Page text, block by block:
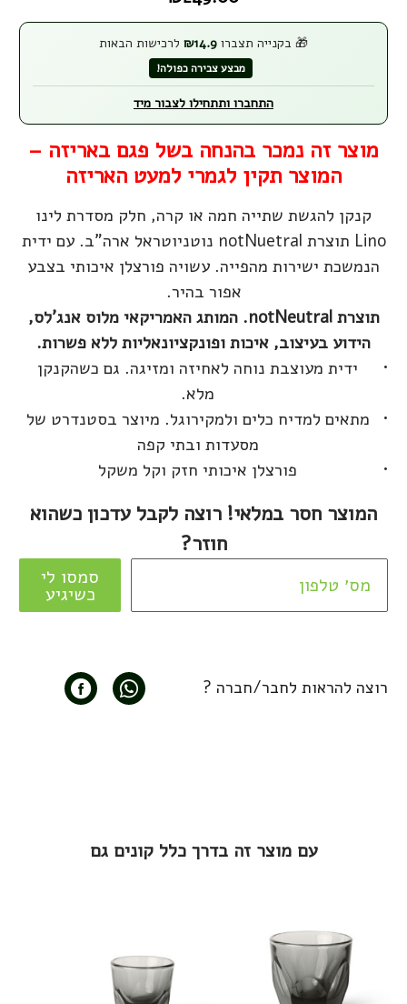
🎁 בקנייה תצברו ₪14.9 לרכישות הבאות
מבצע צבירה כפולה!
התחברו ותתחילו לצבור מיד
מוצר זה נמכר בהנחה בשל פגם באריזה –
המוצר תקין לגמרי למעט האריזה
קנקן להגשת שתייה חמה או קרה, חלק מסדרת לינו
Lino תוצרת notNuetral נוטניוטראל ארה"ב. עם ידית
הנמשכת ישירות מהפייה. עשויה פורצלן איכותי בצבע
אפור בהיר.
תוצרת notNeutral. המותג האמריקאי מלוס אנג'לס,
הידוע בעיצוב, איכות ופונקציונאליות ללא פשרות.
ידית מעוצבת נוחה לאחיזה ומזיגה. גם כשהקנקן
מלא.
מתאים למדיח כלים ולמקירוגל. מיוצר בסטנדרט של
מסעדות ובתי קפה
פורצלן איכותי חזק וקל משקל
המוצר חסר במלאי! רוצה לקבל עדכון כשהוא
חוזר?
סמסו לי
כשיגיע
רוצה להראות לחבר/חברה ?
עם מוצר זה בדרך כלל קונים גם